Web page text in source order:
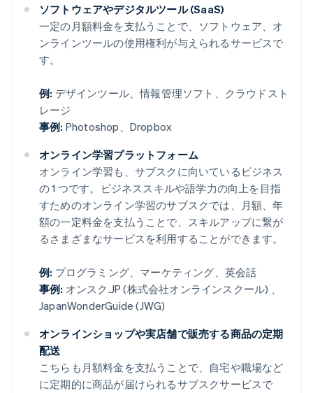
ソフトウェアやデジタルツール (SaaS)
一定の月額料金を支払うことで、ソフトウェア、オ
ンラインツールの使用権利が与えられるサービスで
す。
例: デザインツール、情報管理ソフト、クラウドスト
レージ
事例: Photoshop、Dropbox
オンライン学習プラットフォーム
オンライン学習も、サブスクに向いているビジネス
の 1 つです。ビジネススキルや語学力の向上を目指
すためのオンライン学習のサブスクでは、月額、年
額の一定料金を支払うことで、スキルアップに繋が
るさまざまなサービスを利用することができます。
例: プログラミング、マーケティング、英会話
事例: オンスク.JP (株式会社オンラインスクール) 、
JapanWonderGuide (JWG)
オンラインショップや実店舗で販売する商品の定期
配送
こちらも月額料金を支払うことで、自宅や職場など
に定期的に商品が届けられるサブスクサービスで